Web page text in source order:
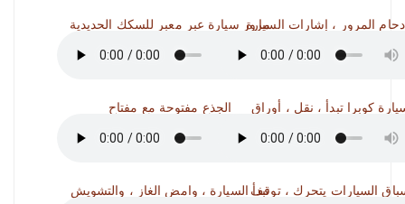
مرور سيارة عبر معبر للسكك الحديدية
الجذع مفتوحة مع مفتاح
تبدأ السيارة ، وامض الغاز ، والتشويش
المرور ، إشارات السيارة
كوبرا تبدأ ، نقل ، أوراق
السيارات يتحرك ، توقف